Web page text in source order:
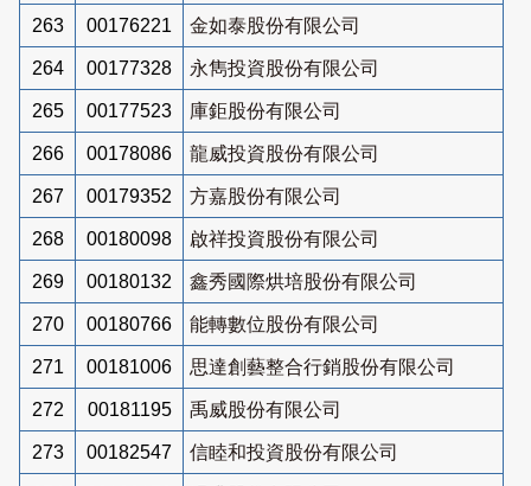
263 00176221 金如泰股份有限公司
264 00177328 永雋投資股份有限公司
265 00177523 庫鉅股份有限公司
266 00178086 龍威投資股份有限公司
267 00179352 方嘉股份有限公司
268 00180098 啟祥投資股份有限公司
269 00180132 鑫秀國際烘培股份有限公司
270 00180766 能轉數位股份有限公司
271 00181006 思達創藝整合行銷股份有限公司
272 00181195 禹威股份有限公司
273 00182547 信睦和投資股份有限公司